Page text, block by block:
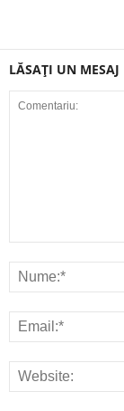
LĂSAȚI UN MESAJ